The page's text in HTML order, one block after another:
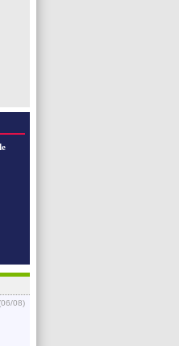
08)